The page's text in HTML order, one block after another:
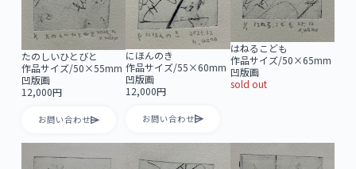
たのしいひとびと
作品サイズ/50×55mm
凹版画
12,000円
お問い合わせ
にほんのき
作品サイズ/55×60mm
凹版画
12,000円
お問い合わせ
はねるこども
作品サイズ/50×65mm
凹版画
sold out